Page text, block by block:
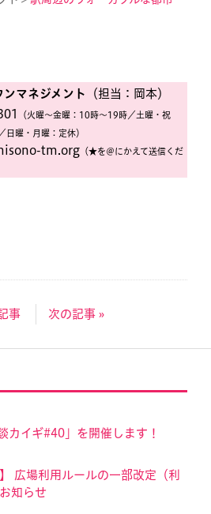
マネジメント
（担当：岡本）
（火曜〜金曜：10時〜19時／土曜・祝
日曜・月曜：定休）
tm.org （★を＠にかえて送信くだ
事 次の記事 »
カイギ#40」を開催します！
広場利用ルールの一部改定（利
知らせ